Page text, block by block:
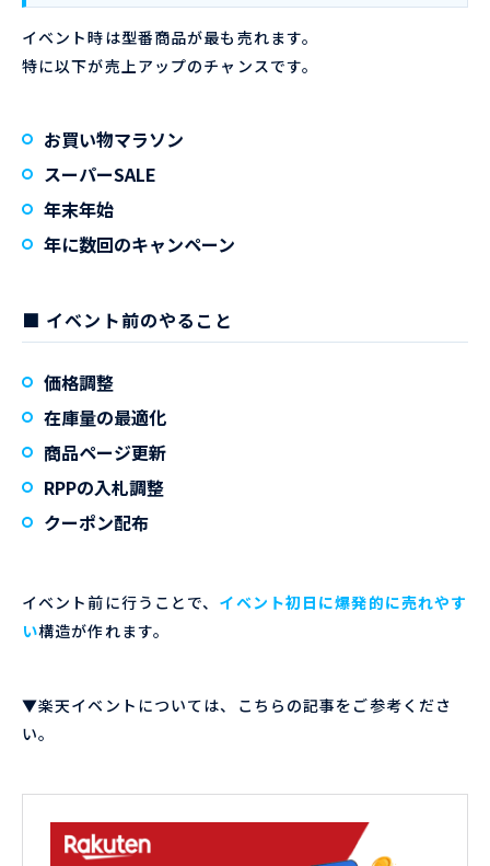
イベント時は型番商品が最も売れます。
特に以下が売上アップのチャンスです。
お買い物マラソン
スーパーSALE
年末年始
年に数回のキャンペーン
■ イベント前のやること
価格調整
在庫量の最適化
商品ページ更新
RPPの入札調整
クーポン配布
イベント前に行うことで、 イベント初日に爆発的に売れやす
い構造が作れます。
▼楽天イベントについては、こちらの記事をご参考くださ
い。